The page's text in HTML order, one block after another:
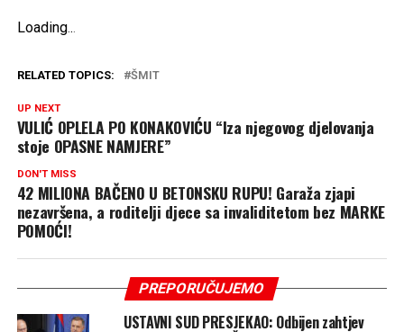
Loading...
RELATED TOPICS: ŠMIT
UP NEXT
VULIĆ OPLELA PO KONAKOVIĆU “Iza njegovog djelovanja
stoje OPASNE NAMJERE”
DON'T MISS
42 MILIONA BAČENO U BETONSKU RUPU! Garaža zjapi
nezavršena, a roditelji djece sa invaliditetom bez MARKE
POMOĆI!
PREPORUČUJEMO
USTAVNI SUD PRESJEKAO: Odbijen zahtjev